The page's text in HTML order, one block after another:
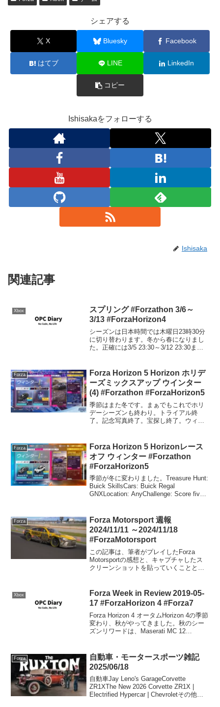
シェアする
X Bluesky Facebook
はてブ LINE LinkedIn
コピー
Ishisakaをフォローする
Ishisaka
関連記事
Xbox
スプリング #Forzathon 3/6～
3/13 #ForzaHorizon4
シーズンは日本時間では木曜日23時30分
に切り替わります。冬から春になりまし
た。正確には3/5 23:30～3/12 23:30ま
ワード5...
Forza
Forza Horizon 5 Horizon ホリデ
ーズミックスアップ ウインター
(4) #Forzathon #ForzaHorizon5
季節はまた冬です。まぁでもこれでホリ
デーシーズンも終わり。トライアル終
了。記念写真終了。宝探し終了。ウィー
ボディキットあり。私とし...
Forza
Forza Horizon 5 Horizonレース
オフ ウィンター #Forzathon
#ForzaHorizon5
季節が冬に変わりました。Treasure Hunt:
Buick SkillsCars: Buick Regal
GNXLocation: AnyChallenge: Score five
Forza
Forza Motorsport 週報
2024/11/11 ～2024/11/18
#ForzaMotorsport
この記事は、筆者がプレイしたForza
Motorsportの感想と、キャプチャしたス
クリーンショットを貼っていくことと、
5のForzathon記事と同...
Xbox
Forza Week in Review 2019-05-
17 #ForzaHorizon 4 #Forza7
Forza Horizon 4 オータムHorizon 4の季節
変わり、秋がやってきました。秋のシー
ズンリワードは、Maserati MC 12
Forza
自動車・モータースポーツ雑記
2025/06/18
自動車Jay Leno's GarageCorvette
ZR1XThe New 2026 Corvette ZR1X |
Electrified Hypercar | Chevroletその他ホ